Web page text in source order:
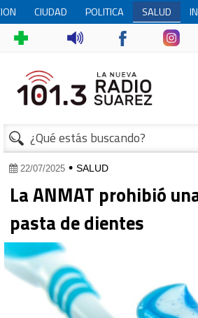
CIUDAD POLITICA SALUD
22/07/2025• SALUD
La ANMAT prohibió
pasta de dientes